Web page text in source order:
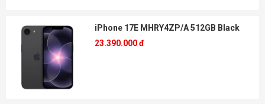
iPhone 17E MHRY4ZP/A 512GB Black
23.390.000 đ